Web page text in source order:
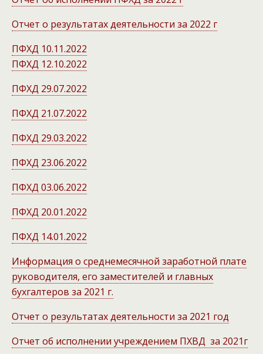
Отчет о результатах деятельности за 2022 г
ПФХД 10.11.2022
ПФХД 12.10.2022
ПФХД 29.07.2022
ПФХД 21.07.2022
ПФХД 29.03.2022
ПФХД 23.06.2022
ПФХД 03.06.2022
ПФХД 20.01.2022
ПФХД 14.01.2022
Информация о среднемесячной заработной плате
руководителя, его заместителей и главных
бухгалтеров за 2021 г.
Отчет о результатах деятельности за 2021 год
Отчет об исполнении учреждением ПХВД за 2021г